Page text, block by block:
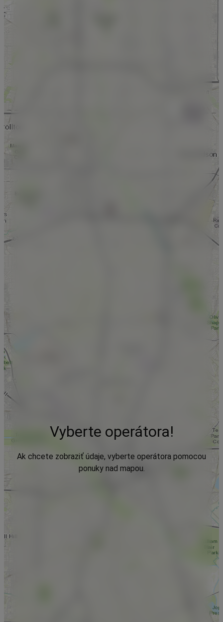
Vyberte operátora!
Ak chcete zobraziť údaje, vyberte operátora pomocou
ponuky nad mapou.